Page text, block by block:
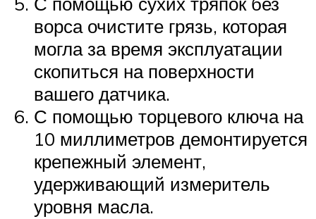
ворса очистите грязь, которая
могла за время эксплуатации
скопиться на поверхности
вашего датчика.
С помощью торцевого ключа на
10 миллиметров демонтируется
крепежный элемент,
удерживающий измеритель
уровня масла.